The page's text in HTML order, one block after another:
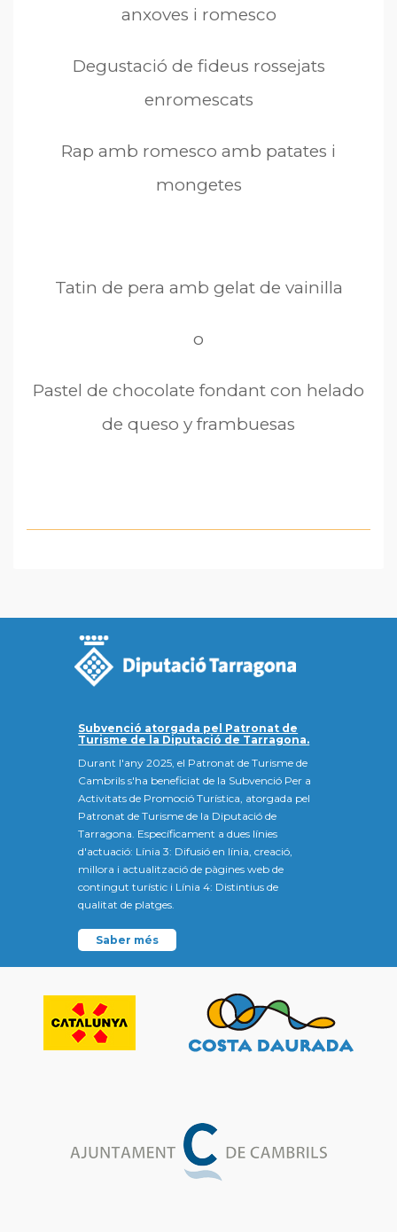
anxoves i romesco
Degustació de fideus rossejats
enromescats
Rap amb romesco amb patates i
mongetes
Tatin de pera amb gelat de vainilla
o
Pastel de chocolate fondant con helado
de queso y frambuesas
Subvenció atorgada pel Patronat de
Turisme de la Diputació de Tarragona.
Durant l'any 2025, el Patronat de Turisme de
Cambrils s'ha beneficiat de la Subvenció Per a
Activitats de Promoció Turística, atorgada pel
Patronat de Turisme de la Diputació de
Tarragona. Específicament a dues línies
d'actuació: Línia 3: Difusió en línia, creació,
millora i actualització de pàgines web de
contingut turístic i Línia 4: Distintius de
qualitat de platges.
Saber més